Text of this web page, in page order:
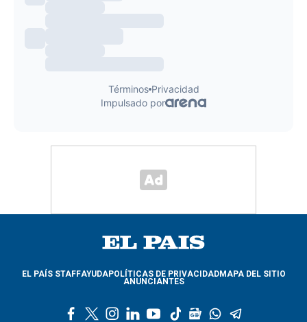
EL PAÍS STAFFAYUDAPOLÍTICAS DE PRIVACIDADMAPA DEL SITIO
ANUNCIANTES
l
y
t
g
w